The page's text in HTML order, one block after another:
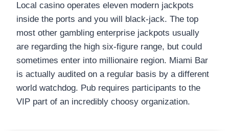
Local casino operates eleven modern jackpots
inside the ports and you will black-jack. The top
most other gambling enterprise jackpots usually
are regarding the high six-figure range, but could
sometimes enter into millionaire region. Miami Bar
is actually audited on a regular basis by a different
world watchdog. Pub requires participants to the
VIP part of an incredibly choosy organization.